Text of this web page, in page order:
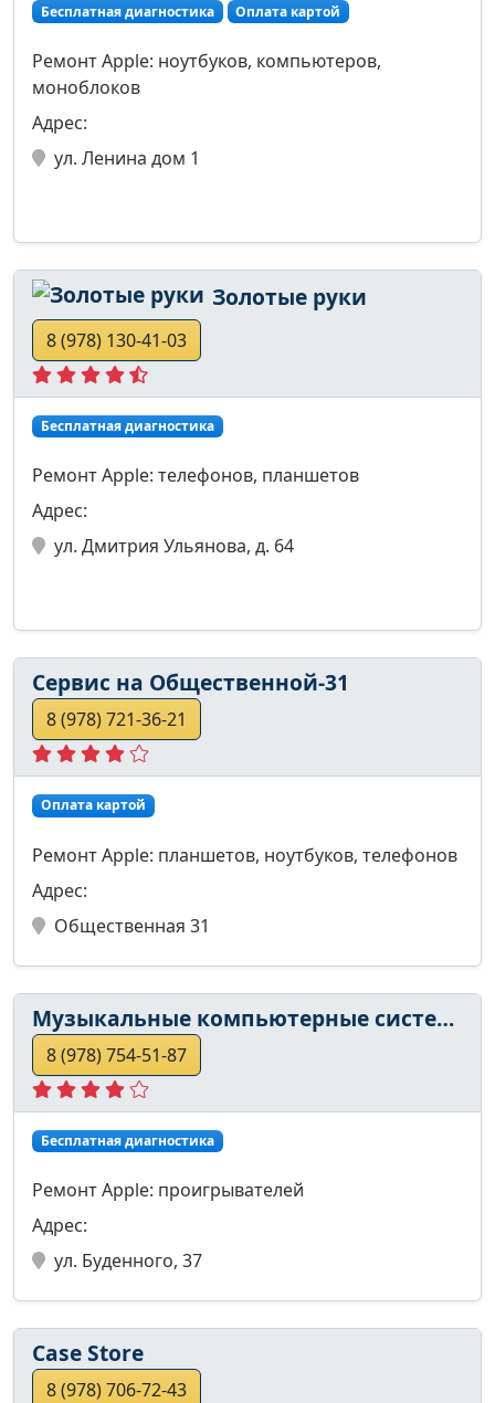
Бесплатная диагностика Оплата картой
Ремонт Apple: ноутбуков, компьютеров,
моноблоков
Адрес:
ул. Ленина дом 1
Золотые руки
8 (978) 130-41-03
Бесплатная диагностика
Ремонт Apple: телефонов, планшетов
Адрес:
ул. Дмитрия Ульянова, д. 64
Сервис на Общественной-31
8 (978) 721-36-21
Оплата картой
Ремонт Apple: планшетов, ноутбуков, телефонов
Адрес:
Общественная 31
Музыкальные компьютерные системы
8 (978) 754-51-87
Бесплатная диагностика
Ремонт Apple: проигрывателей
Адрес:
ул. Буденного, 37
Сase Store
8 (978) 706-72-43